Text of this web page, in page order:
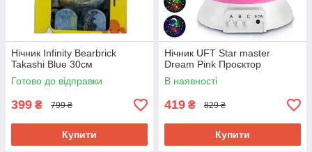
Нічник Infinity Bearbrick
Takashi Blue 30см
Готово до відправки
399 ₴ 799 ₴
Купити
Нічник UFT Star master
Dream Pink Проєктор
В наявності
419 ₴ 829 ₴
Купити